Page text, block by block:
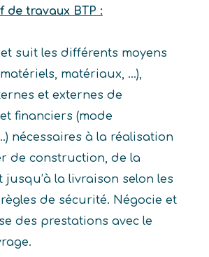
de travaux BTP :
suit les différents moyens
matériaux, …),
et externes de
financiers (mode
nécessaires à la réalisation
de construction, de la
jusqu’à la livraison selon les
de sécurité. Négocie et
des prestations avec le